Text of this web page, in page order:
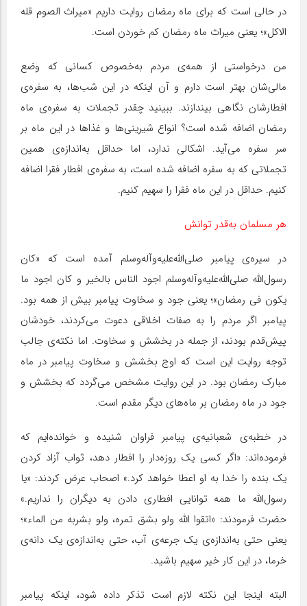
در حالی است که برای ماه رمضان روایت داریم «میراث الصوم قله
الاکل»؛ یعنی میراث ماه رمضان کم خوردن است.
من درخواستی از همه‌ی مردم به‌خصوص کسانی که وضع
مالی‌شان بهتر است دارم و آن اینکه در این شب‌ها، به سفره‌ی
افطارشان نگاهی بیندازند. ببینید چقدر تجملات به سفره‌ی ماه
رمضان اضافه شده است؟ انواع شیرینی‌ها و غذاها در این ماه بر
سر سفره می‌آید. اشکالی ندارد، اما حداقل به‌اندازه‌ی همین
تجملاتی که به سفره اضافه شده است، به سفره‌ی افطار فقرا اضافه
کنیم. حداقل در این ماه فقرا را سهیم کنیم.
هر مسلمان به‌قدر توانش
در سیره‌ی پیامبر صلی‌الله‌علیه‌وآله‌وسلم آمده است که «کان
رسول‌الله صلی‌الله‌علیه‌وآله‌وسلم اجود الناس بالخیر و کان اجود ما
یکون فی رمضان»؛ یعنی جود و سخاوت پیامبر بیش از همه بود.
پیامبر اگر مردم را به صفات اخلاقی دعوت می‌کردند، خودشان
پیش‌قدم بودند، از جمله در بخشش و سخاوت. اما نکته‌ی جالب
توجه روایت این است که اوج بخشش و سخاوت پیامبر در ماه
مبارک رمضان بود. در این روایت مشخص می‌گردد که بخشش و
جود در ماه رمضان بر ماه‌های دیگر مقدم است.
در خطبه‌ی شعبانیه‌ی پیامبر فراوان شنیده و خوانده‌ایم که
فرموده‌اند: «اگر کسی یک روزه‌دار را افطار دهد، ثواب آزاد کردن
یک بنده را خدا به او اعطا خواهد کرد.» اصحاب عرض کردند: «یا
رسول‌الله ما همه توانایی افطاری دادن به دیگران را نداریم.»
حضرت فرمودند: «اتقوا الله ولو بشق تمره، ولو بشربه من الماء»؛
یعنی حتی به‌اندازه‌ی یک جرعه‌ی آب، حتی به‌اندازه‌ی یک دانه‌ی
خرما، در این کار خیر سهیم باشید.
البته اینجا این نکته لازم است تذکر داده شود، اینکه پیامبر